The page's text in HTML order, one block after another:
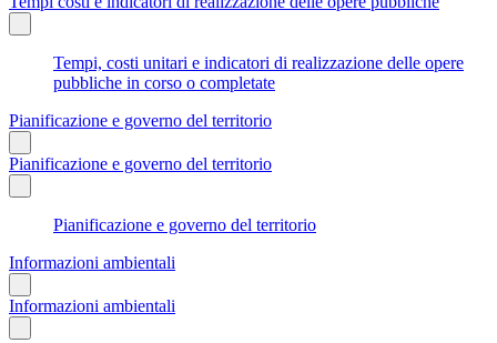
Tempi, costi unitari e indicatori di realizzazione delle opere
pubbliche in corso o completate
Pianificazione e governo del territorio
Pianificazione e governo del territorio
Pianificazione e governo del territorio
Informazioni ambientali
Informazioni ambientali